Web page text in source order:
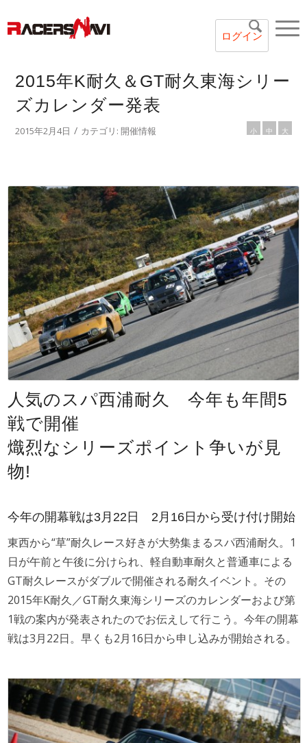
ログイン
2015年K耐久＆GT耐久東海シリー
ズカレンダー発表
2015年2月4日 / カテゴリ: 開催情報 小 中 大
人気のスパ西浦耐久 今年も年間5
戦で開催
熾烈なシリーズポイント争いが見
物!
今年の開幕戦は3月22日 2月16日から受け付け開始
東西から“草”耐久レース好きが大勢集まるスパ西浦耐久。1
日が午前と午後に分けられ、軽自動車耐久と普通車による
GT耐久レースがダブルで開催される耐久イベント。その
2015年K耐久／GT耐久東海シリーズのカレンダーおよび第
1戦の案内が発表されたのでお伝えして行こう。今年の開幕
戦は3月22日。早くも2月16日から申し込みが開始される。